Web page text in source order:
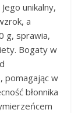
unikalny,
a
g, sprawia,
Bogaty w
pomagając w
błonnika